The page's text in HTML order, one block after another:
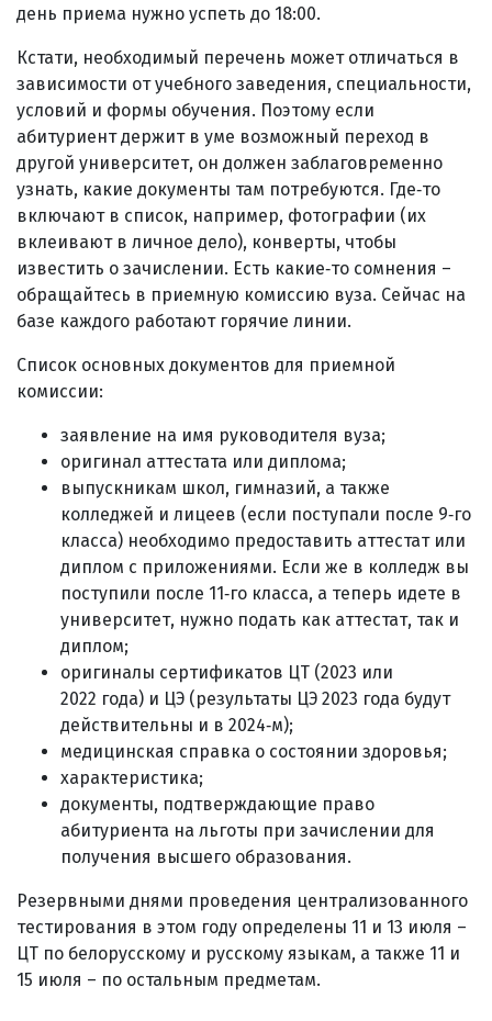
день приема нужно успеть до 18:00.
Кстати, необходимый перечень может отличаться в
зависимости от учебного заведения, специальности,
условий и формы обучения. Поэтому если
абитуриент держит в уме возможный переход в
другой университет, он должен заблаговременно
узнать, какие документы там потребуются. Где‑то
включают в список, например, фотографии (их
вклеивают в личное дело), конверты, чтобы
известить о зачислении. Есть какие‑то сомнения –
обращайтесь в приемную комиссию вуза. Сейчас на
базе каждого работают горячие линии.
Список основных документов для приемной
комиссии:
заявление на имя руководителя вуза;
оригинал аттестата или диплома;
выпускникам школ, гимназий, а также
колледжей и лицеев (если поступали после 9‑го
класса) необходимо предоставить аттестат или
диплом с приложениями. Если же в колледж вы
поступили после 11‑го класса, а теперь идете в
университет, нужно подать как аттестат, так и
диплом;
оригиналы сертификатов ЦТ (2023 или
2022 года) и ЦЭ (результаты ЦЭ 2023 года будут
действительны и в 2024‑м);
медицинская справка о состоянии здоровья;
характеристика;
документы, подтверждающие право
абитуриента на льготы при зачислении для
получения высшего образования.
Резервными днями проведения централизованного
тестирования в этом году определены 11 и 13 июля –
ЦТ по белорусскому и русскому языкам, а также 11 и
15 июля – по остальным предметам.